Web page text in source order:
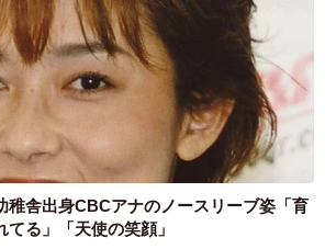
ったのだろう」
たことで、解約までこぎつけること
”の引き落としとなったプロバイダと
るまで2カ月ほどかかったそうです。
稚舎出身CBCアナのノースリーブ姿「育
る」「天使の笑顔」